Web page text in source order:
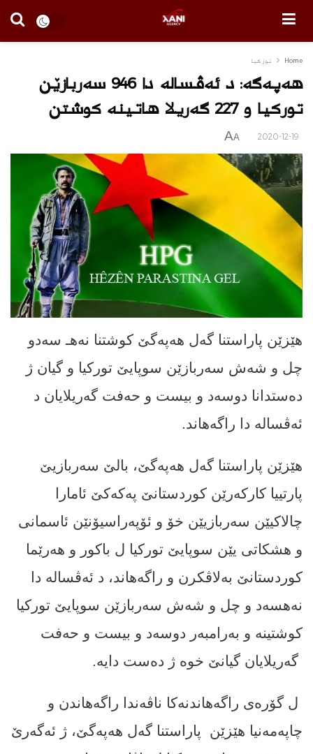
Home توركیا
هەپەگە: د ئه‌ڤساله ‌دا 946 سەربازێن
تورکیا و 227 گەریلا هاتینه‌ كوشتن
2020-12-19
A
A
هێزێن پاراستنا گه‌ل هەپەگێ کوشتنا نه‌هـ سه‌دو
چل و شه‌ش سەربازێن سوپایێ تورکیا و گیان ژ
ده‌ستدانا دوسه‌د و بیست و حه‌فت گەریلایان د
ئه‌ڤساله ‌دا راگەهاند.
هێزێن پاراستنا گه‌ل هەپەگێ، بالێ سه‌ربازیێ
پارتییا كاركه‌رێن كوردستانێ په‌كه‌كێ ئامارا
چالاکیێن سەربازیێن خۆ و ئۆپەراسیۆنێن ئاسمانی
و هشكاتى یێن سوپایێ تورکیا ل باکور و هه‌رێما
کوردستانێ به‌لاڤكرن و راگەهاند، د ئه‌ڤساله‌ دا
نه‌هسه‌د و چل و شه‌ش سەربازێن سوپایێ تورکیا
کوشتینه‌ و به‌رامبه‌ر دوسه‌د و بیست و حه‌فت
گەریلایان گیانێ خوه‌ ژ ده‌ست دایه‌.
ل گۆره‌ى راگه‌هاندنه‌كا ناڤه‌ندا راگەهاندن و
چاپەمەنیا هێزێن
پاراستنا گەل هه‌په‌گێ، ژ ئه‌گه‌رێ